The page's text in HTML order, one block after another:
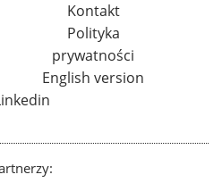
Kontakt
Polityka
prywatności
English version